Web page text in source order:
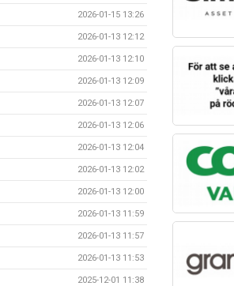
2026-01-15 13:26
2026-01-13 12:12
2026-01-13 12:10
2026-01-13 12:09
2026-01-13 12:07
2026-01-13 12:06
2026-01-13 12:04
2026-01-13 12:02
2026-01-13 12:00
2026-01-13 11:59
2026-01-13 11:57
2026-01-13 11:53
2025-12-01 11:38